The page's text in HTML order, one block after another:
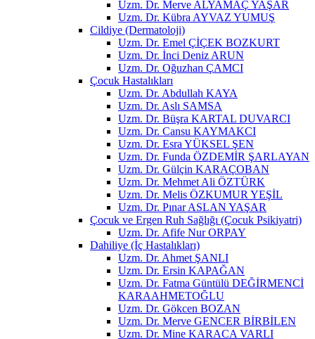
Uzm. Dr. Merve ALYAMAÇ YAŞAR
Uzm. Dr. Kübra AYVAZ YUMUŞ
Cildiye (Dermatoloji)
Uzm. Dr. Emel ÇİÇEK BOZKURT
Uzm. Dr. İnci Deniz ARUN
Uzm. Dr. Oğuzhan ÇAMCI
Çocuk Hastalıkları
Uzm. Dr. Abdullah KAYA
Uzm. Dr. Aslı SAMSA
Uzm. Dr. Büşra KARTAL DUVARCI
Uzm. Dr. Cansu KAYMAKCI
Uzm. Dr. Esra YÜKSEL ŞEN
Uzm. Dr. Funda ÖZDEMİR ŞARLAYAN
Uzm. Dr. Gülçin KARAÇOBAN
Uzm. Dr. Mehmet Ali ÖZTÜRK
Uzm. Dr. Melis ÖZKUMUR YEŞİL
Uzm. Dr. Pınar ASLAN YAŞAR
Çocuk ve Ergen Ruh Sağlığı (Çocuk Psikiyatri)
Uzm. Dr. Afife Nur ORPAY
Dahiliye (İç Hastalıkları)
Uzm. Dr. Ahmet ŞANLI
Uzm. Dr. Ersin KAPAĞAN
Uzm. Dr. Fatma Güntülü DEĞİRMENCİ
KARAAHMETOĞLU
Uzm. Dr. Gökcen BOZAN
Uzm. Dr. Merve GENCER BİRBİLEN
Uzm. Dr. Mine KARACA VARLI